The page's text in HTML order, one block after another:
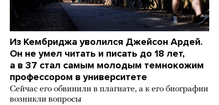
Из Кембриджа уволился Джейсон Ардей.
Он не умел читать и писать до 18 лет,
а в 37 стал самым молодым темнокожим
профессором в университете
Сейчас его обвинили в плагиате, а к его биографии
возникли вопросы